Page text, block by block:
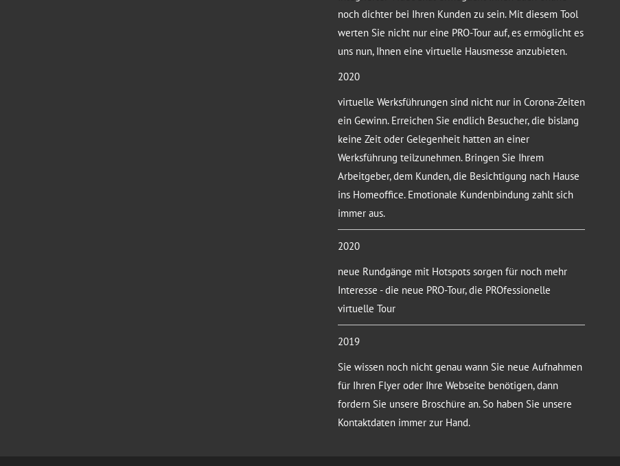
noch dichter bei Ihren Kunden zu sein. Mit diesem Tool
werten Sie nicht nur eine PRO-Tour auf, es ermöglicht es
uns nun, Ihnen eine virtuelle Hausmesse anzubieten.
2020
virtuelle Werksführungen sind nicht nur in Corona-Zeiten
ein Gewinn. Erreichen Sie endlich Besucher, die bislang
keine Zeit oder Gelegenheit hatten an einer
Werksführung teilzunehmen. Bringen Sie Ihrem
Arbeitgeber, dem Kunden, die Besichtigung nach Hause
ins Homeoffice. Emotionale Kundenbindung zahlt sich
immer aus.
2020
neue Rundgänge mit Hotspots sorgen für noch mehr
Interesse - die neue PRO-Tour, die PROfessionelle
virtuelle Tour
2019
Sie wissen noch nicht genau wann Sie neue Aufnahmen
für Ihren Flyer oder Ihre Webseite benötigen, dann
fordern Sie unsere Broschüre an. So haben Sie unsere
Kontaktdaten immer zur Hand.